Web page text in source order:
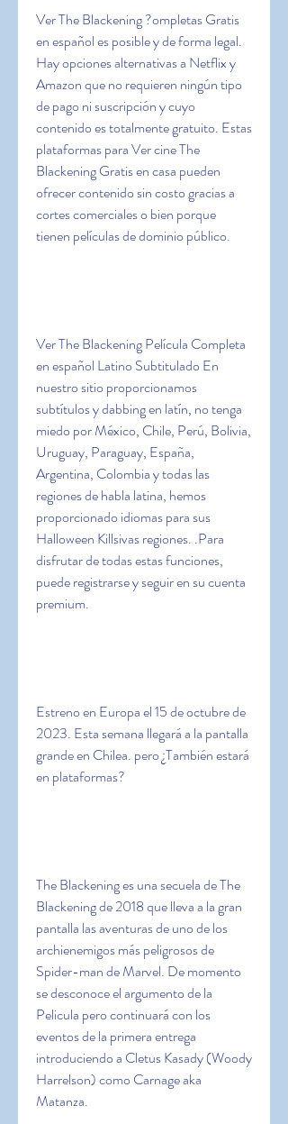
Ver The Blackening ?ompletas Gratis
en español es posible y de forma legal.
Hay opciones alternativas a Netflix y
Amazon que no requieren ningún tipo
de pago ni suscripción y cuyo
contenido es totalmente gratuito. Estas
plataformas para Ver cine The
Blackening Gratis en casa pueden
ofrecer contenido sin costo gracias a
cortes comerciales o bien porque
tienen películas de dominio público.
Ver The Blackening Película Completa
en español Latino Subtitulado En
nuestro sitio proporcionamos
subtítulos y dabbing en latín, no tenga
miedo por México, Chile, Perú, Bolivia,
Uruguay, Paraguay, España,
Argentina, Colombia y todas las
regiones de habla latina, hemos
proporcionado idiomas para sus
Halloween Killsivas regiones. .Para
disfrutar de todas estas funciones,
puede registrarse y seguir en su cuenta
premium.
Estreno en Europa el 15 de octubre de
2023. Esta semana llegará a la pantalla
grande en Chilea. pero ¿También estará
en plataformas?
The Blackening es una secuela de The
Blackening de 2018 que lleva a la gran
pantalla las aventuras de uno de los
archienemigos más peligrosos de
Spider-man de Marvel. De momento
se desconoce el argumento de la
Pelicula pero continuará con los
eventos de la primera entrega
introduciendo a Cletus Kasady (Woody
Harrelson) como Carnage aka
Matanza.